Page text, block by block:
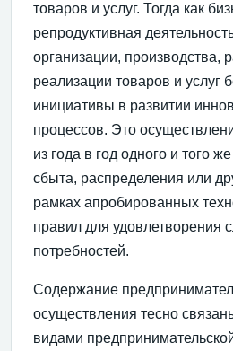
товаров и услуг. Тогда как
репродуктивная
организации, производства,
реализации товаров и услуг
инициативы в развитии
процессов. Это
из года в год одного и того
сбыта, распределения или
рамках апробированных
правил для удовлетворения
потребностей.
Содержание
осуществления тесно
видами